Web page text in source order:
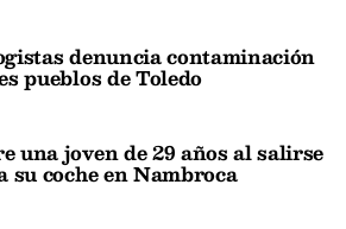
denuncia contaminación
pueblos de Toledo
una joven de 29 años al salirse
su coche en Nambroca